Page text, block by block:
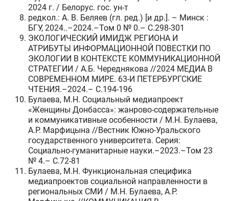
2024 г. / Белорус. гос. ун-т
редкол.: А. В. Беляев (гл. ред.) [и др.]. – Минск :
БГУ, 2024..–2024.–Том 0 № 0.– C.298-301
ЭКОЛОГИЧЕСКИЙ ИМИДЖ РЕГИОНА И
АТРИБУТЫ ИНФОРМАЦИОННОЙ ПОВЕСТКИ ПО
ЭКОЛОГИИ В КОНТЕКСТЕ КОММУНИКАЦИОННОЙ
СТРАТЕГИИ / А.Б. Череднякова //2024 МЕДИА В
СОВРЕМЕННОМ МИРЕ. 63-И ПЕТЕРБУРГСКИЕ
ЧТЕНИЯ.–2024.– C.194-196
Булаева, М.Н. Социальный медиапроект
«Женщины Донбасса»: жанрово-содержательные
и коммуникативные особенности / М.Н. Булаева,
А.Р. Марфицына //Вестник Южно-Уральского
государственного университета. Серия:
Социально-гуманитарные науки.–2023.–Том 23
№ 4.– C.72-81
Булаева, М.Н. Функциональная специфика
медиапроектов социальной направленности в
региональных СМИ / М.Н. Булаева, А.Р.